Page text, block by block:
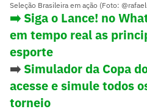
Seleção Brasileira em ação (Foto:
➡️ Siga o Lance! no
em tempo real as
esporte
➡️ Simulador da Copa
acesse e simule todos
torneio